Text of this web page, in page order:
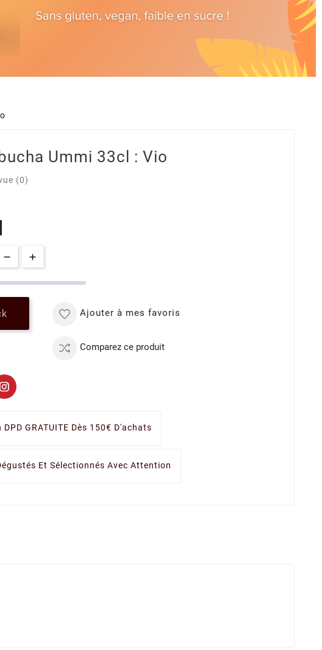
Ummi 33cl : Vio
(0)
Ajouter à mes favoris
Comparez ce produit
GRATUITE Dès 150€ D'achats
Et Sélectionnés Avec Attention